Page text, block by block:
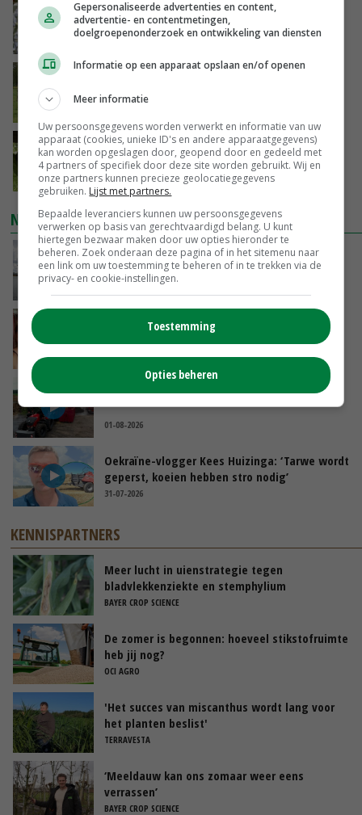
Nederlands project versterkt Iraakse
groentetelers
VANDAAG, 13:39
Westnijlvirus vastgesteld bij paard in
Schipluiden
Onderzoek: rantsoen van invloed op
wateropname koe
VANDAAG, 12:37
NIEUWSTE VIDEO'S
Koeien van enige drijvende boerderij ter
wereld zijn te koop
VANDAAG, 12:00
Danique in Canada: ‘Superveel schik gehad
04-08-2026
POAH!: Fendt 1042
01-08-2026
Oekraïne-vlogger Kees Huizinga: ‘Tarwe wordt
geperst, koeien hebben stro nodig’
31-07-2026
KENNISPARTNERS
Meer lucht in uienstrategie tegen
bladvlekkenziekte en stemphylium
BAYER CROP SCIENCE
De zomer is begonnen: hoeveel stikstofruimte
heb jij nog?
OCI AGRO
'Het succes van miscanthus wordt lang voor
het planten beslist'
TERRAVESTA
‘Meeldauw kan ons zomaar weer eens
verrassen’
BAYER CROP SCIENCE
Gepersonaliseerde advertenties en content,
advertentie- en contentmetingen,
doelgroepenonderzoek en ontwikkeling van diensten
Informatie op een apparaat opslaan en/of openen
Meer informatie
Uw persoonsgegevens worden verwerkt en informatie van uw
apparaat (cookies, unieke ID's en andere apparaatgegevens)
kan worden opgeslagen door, geopend door en gedeeld met
4 partners of specifiek door deze site worden gebruikt. Wij en
onze partners kunnen precieze geolocatiegegevens
gebruiken. Lijst met partners.
Bepaalde leveranciers kunnen uw persoonsgegevens
verwerken op basis van gerechtvaardigd belang. U kunt
hiertegen bezwaar maken door uw opties hieronder te
beheren. Zoek onderaan deze pagina of in het sitemenu naar
een link om uw toestemming te beheren of in te trekken via de
privacy- en cookie-instellingen.
Toestemming
Opties beheren